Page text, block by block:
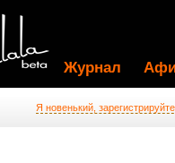
Журнал
Я новенький,